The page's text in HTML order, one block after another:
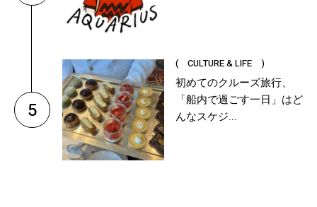
5
( CULTURE & LIFE )
初めてのクルーズ旅行、
「船内で過ごす一日」はど
んなスケジ...